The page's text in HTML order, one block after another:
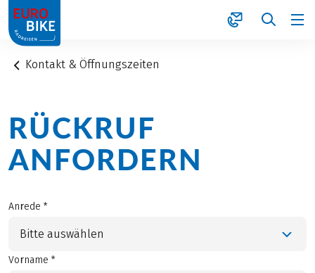
1
Kontakt & Öffnungszeiten
RÜCKRUF
ANFORDERN
Anrede *
Bitte auswählen
Vorname *